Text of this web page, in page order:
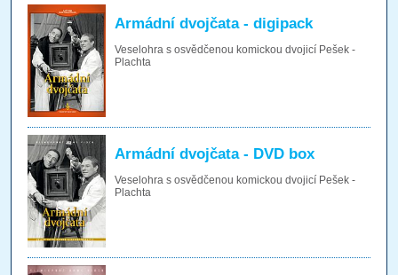
Armádní dvojčata - digipack
Veselohra s osvědčenou komickou dvojicí Pešek -
Plachta
Armádní dvojčata - DVD box
Veselohra s osvědčenou komickou dvojicí Pešek -
Plachta